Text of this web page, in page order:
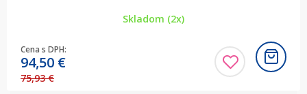
Skladom (2x)
Cena s DPH:
94,50 €
75,93 €